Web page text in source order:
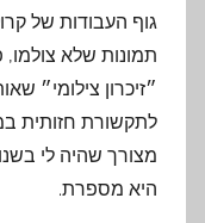
גוף העבודות של
תמונות שלא
״זיכרון צילומי״
לתקשורת חזותית
היא מספרת.